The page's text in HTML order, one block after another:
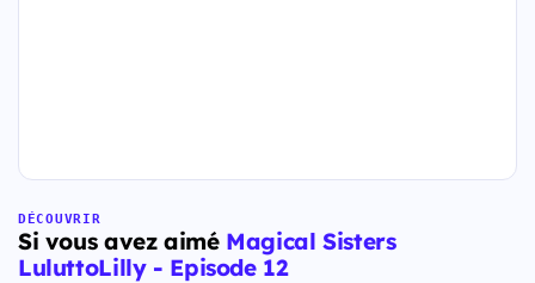
DÉCOUVRIR
Si vous avez aimé Magical Sisters
LuluttoLilly - Episode 12